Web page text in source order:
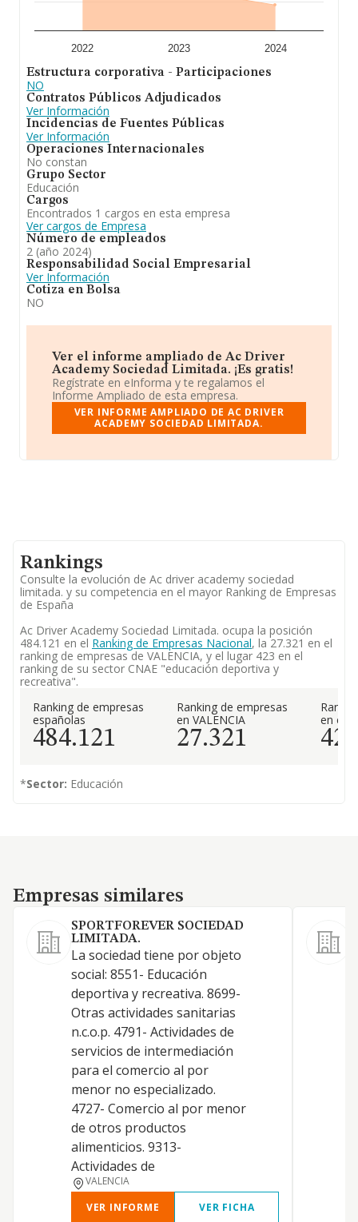
datos de sector, en 2024, la media de empleados de las
desde la constitución.
se emplea en el objeto social de la sociedad consiste
en: - la enseñanza y formación del deporte de
automovilismo. -la compraventa de material
relacionado con el automovilismo. -servicios de
publicidad, relaciones públicas y similares. En cuanto a la
posición en el ranking de sectores, la empresa ha
perdido posiciones frente al 2023. Se ha posicionado
más abajo en el ranking nacional (de todas las
empresas presentes en el territorio) frente al 2023.
2022 2023 2024
Estructura corporativa - Participaciones
NO
Contratos Públicos Adjudicados
Ver Información
Incidencias de Fuentes Públicas
Ver Información
Operaciones Internacionales
No constan
Grupo Sector
Educación
Cargos
Encontrados 1 cargos en esta empresa
Ver cargos de Empresa
Número de empleados
2 (año 2024)
Responsabilidad Social Empresarial
Ver Información
Cotiza en Bolsa
NO
Ver el informe ampliado de Ac Driver
Academy Sociedad Limitada. ¡Es gratis!
Regístrate en eInforma y te regalamos el
Informe Ampliado de esta empresa.
VER INFORME AMPLIADO DE AC DRIVER
ACADEMY SOCIEDAD LIMITADA.
Rankings
Consulte la evolución de Ac driver academy sociedad
limitada. y su competencia en el mayor Ranking de Empresas
de España
Ac Driver Academy Sociedad Limitada. ocupa la posición
484.121 en el Ranking de Empresas Nacional, la 27.321 en el
ranking de empresas de VALENCIA, y el lugar 423 en el
ranking de su sector CNAE "educación deportiva y
recreativa".
Ranking de empresas
españolas
484.121
Ranking de empresas
en VALENCIA
27.321
en el
423
*Sector: Educación
Empresas similares
Empresas similares
SPORTFOREVER SOCIEDAD
LIMITADA.
La sociedad tiene por objeto
social: 8551- Educación
deportiva y recreativa. 8699-
Otras actividades sanitarias
n.c.o.p. 4791- Actividades de
servicios de intermediación
para el comercio al por
menor no especializado.
4727- Comercio al por menor
de otros productos
alimenticios. 9313-
Actividades de
VALENCIA
VER INFORME
VER FICHA